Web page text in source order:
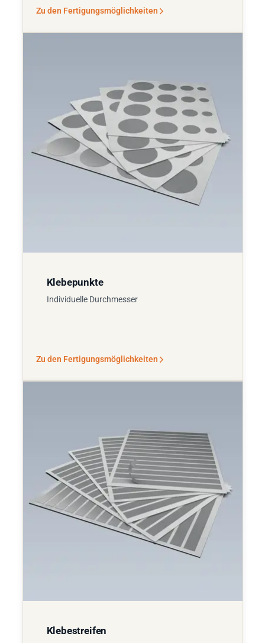
Zu den Fertigungsmöglichkeiten
Klebepunkte
Individuelle Durchmesser
Zu den Fertigungsmöglichkeiten
Klebestreifen